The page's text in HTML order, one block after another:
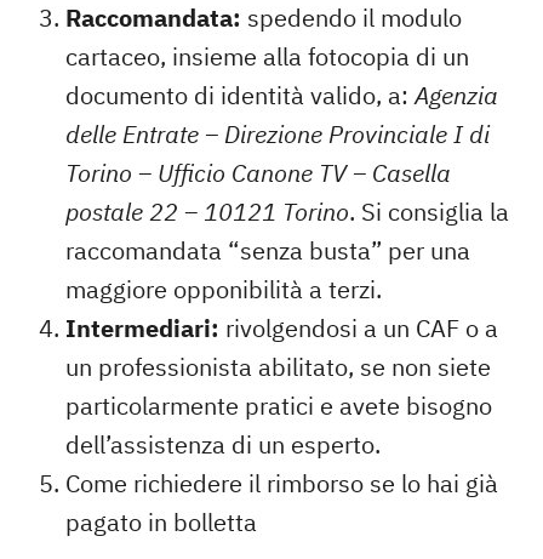
Raccomandata: spedendo il modulo
cartaceo, insieme alla fotocopia di un
documento di identità valido, a:Agenzia
delle Entrate – Direzione Provinciale I di
Torino – Ufficio Canone TV – Casella
postale 22 – 10121 Torino. Si consiglia la
raccomandata “senza busta” per una
maggiore opponibilità a terzi.
Intermediari: rivolgendosi a un CAF o a
un professionista abilitato, se non siete
particolarmente pratici e avete bisogno
dell’assistenza di un esperto.
Come richiedere il rimborso se lo hai già
pagato in bolletta